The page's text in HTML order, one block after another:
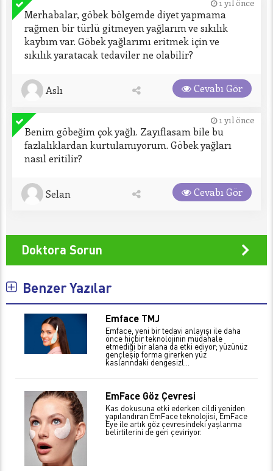
1 yıl önce
Merhabalar, göbek bölgemde diyet yapmama
rağmen bir türlü gitmeyen yağlarım ve sıkılık
kaybım var. Göbek yağlarımı eritmek için ve
sıkılık yaratacak tedaviler ne olabilir?
Aslı Cevabı Gör
1 yıl önce
Benim göbeğim çok yağlı. Zayıflasam bile bu
fazlalıklardan kurtulamıyorum. Göbek yağları
nasıl eritilir?
Selan Cevabı Gör
Doktora Sorun
Benzer Yazılar
Emface TMJ
Emface, yeni bir tedavi anlayışı ile daha
önce hiçbir teknolojinin müdahale
etmediği bir alana da etki ediyor; yüzünüz
gençleşip forma girerken yüz
kaslarındaki dengesizl...
EmFace Göz Çevresi
Kas dokusuna etki ederken cildi yeniden
yapılandıran EmFace teknolojisi, EmFace
Eye ile artık göz çevresindeki yaşlanma
belirtilerini de geri çeviriyor.